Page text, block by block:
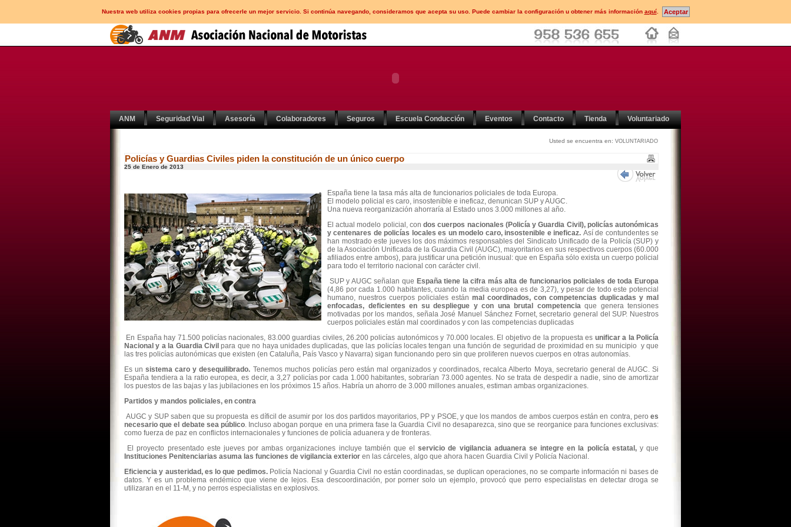
Nuestra web utiliza cookies propias para ofrecerle un mejor servicio. Si continúa navegando, consideramos que acepta su uso. Puede cambiar la configuración u obtener más información aquí.
ANM Seguridad Vial Asesoría Colaboradores Seguros Escuela Conducción Eventos Contacto Tienda Voluntariado
Usted se encuentra en: VOLUNTARIADO
Policías y Guardias Civiles piden la constitución de un único cuerpo
25 de Enero de 2013
España tiene la tasa más alta de funcionarios policiales de toda Europa.
El modelo policial es caro, insostenible e ineficaz, denunican SUP y AUGC.
Una nueva reorganización ahorraría al Estado unos 3.000 millones al año.
El actual modelo policial, condos cuerpos nacionales (Policía y Guardia Civil), policías autonómicas
y centenares de policías locales es un modelo caro, insostenible e ineficaz. Así de contundentes se
han mostrado este jueves los dos máximos responsables del Sindicato Unificado de la Policía (SUP) y
de la Asociación Unificada de la Guardia Civil (AUGC), mayoritarios en sus respectivos cuerpos (60.000
afiliados entre ambos), para justificar una petición inusual: que en España sólo exista un cuerpo policial
para todo el territorio nacional con carácter civil.
SUP y AUGC señalan que España tiene la cifra más alta de funcionarios policiales de toda Europa
(4,86 por cada 1.000 habitantes, cuando la media europea es de 3,27), y pesar de todo este potencial
humano, nuestros cuerpos policiales están mal coordinados, con competencias duplicadas y mal
enfocadas, deficientes en su despliegue y con una brutal competenciaque genera tensiones
motivadas por los mandos, señala José Manuel Sánchez Fornet, secretario general del SUP. Nuestros
cuerpos policiales están mal coordinados y con las competencias duplicadas
En España hay 71.500 policías nacionales, 83.000 guardias civiles, 26.200 policías autonómicos y 70.000 locales. El objetivo de la propuesta es unificar a la Policía
Nacional y a la Guardia Civilpara que no haya unidades duplicadas, que las policías locales tengan una función de seguridad de proximidad en su municipio y que
las tres policías autonómicas que existen (en Cataluña, País Vasco y Navarra) sigan funcionando pero sin que proliferen nuevos cuerpos en otras autonomías.
Es unsistema caro y desequilibrado. Tenemos muchos policías pero están mal organizados y coordinados, recalca Alberto Moya, secretario general de AUGC. Si
España tendiera a la ratio europea, es decir, a 3,27 policías por cada 1.000 habitantes, sobrarían 73.000 agentes. No se trata de despedir a nadie, sino de amortizar
los puestos de las bajas y las jubilaciones en los próximos 15 años. Habría un ahorro de 3.000 millones anuales, estiman ambas organizaciones.
Partidos y mandos policiales, en contra
AUGC y SUP saben que su propuesta es díficil de asumir por los dos partidos mayoritarios, PP y PSOE, y que los mandos de ambos cuerpos están en contra, pero es
necesario que el debate sea público. Incluso abogan porque en una primera fase la Guardia Civil no desaparezca, sino que se reorganice para funciones exclusivas:
como fuerza de paz en conflictos internacionales y funciones de policía aduanera y de fronteras.
El proyecto presentado este jueves por ambas organizaciones incluye también que elservicio de vigilancia aduanera se integre en la policía estatal,y que
Instituciones Penitenciarias asuma las funciones de vigilancia exterior en las cárceles, algo que ahora hacen Guardia Civil y Policía Nacional.
Eficiencia y austeridad, es lo que pedimos. Policía Nacional y Guardia Civil no están coordinadas, se duplican operaciones, no se comparte información ni bases de
datos. Y es un problema endémico que viene de lejos. Esa descoordinación, por porner solo un ejemplo, provocó que perro especialistas en detectar droga se
utilizaran en el 11-M, y no perros especialistas en explosivos.